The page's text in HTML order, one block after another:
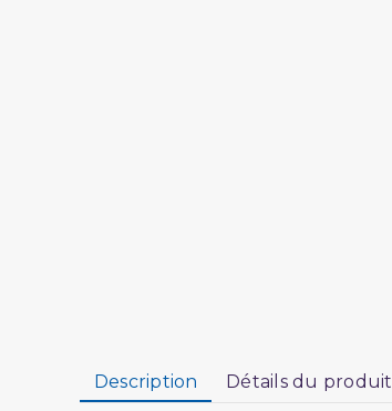
Description Détails du produit